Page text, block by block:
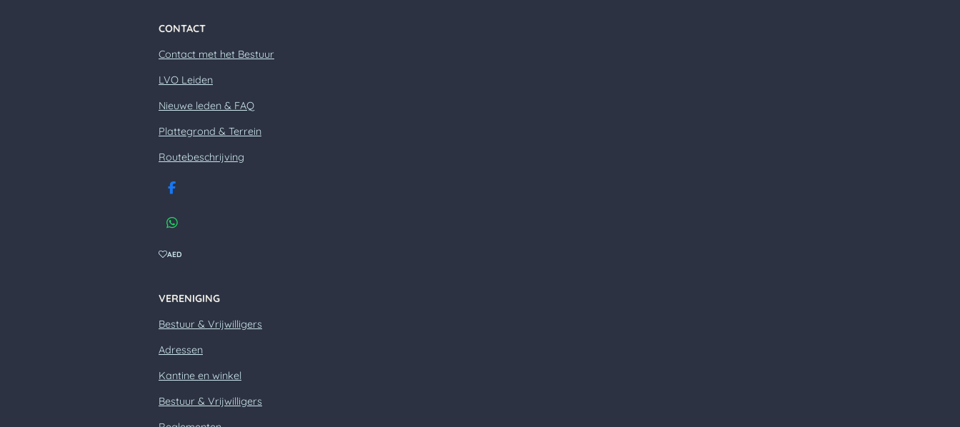
CONTACT
Contact met het Bestuur
LVO Leiden
Nieuwe leden & FAQ
Plattegrond & Terrein
Routebeschrijving
F
c
e
o
W
a
A
p
p
AED
VERENIGING
Bestuur & Vrijwilligers
Adressen
Kantine en winkel
Bestuur & Vrijwilligers